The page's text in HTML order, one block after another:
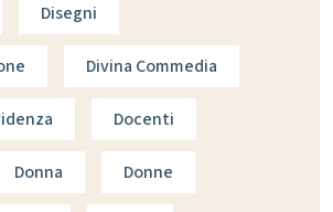
Disegni
Divina Commedia
Docenti
Donna Donne